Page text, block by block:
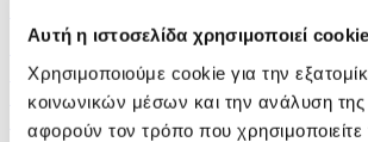
Αυτή η ιστοσελίδα χρησιμοποιεί
Χρησιμοποιούμε cookie για την
κοινωνικών μέσων και την ανάλυση
αφορούν τον τρόπο που
Τσάντες & σακίδια πλάτης
Τσάντες τροφίμων & αξεσουάρ
Σάκοι Γυμναστικής
Σακίδια πλάτης